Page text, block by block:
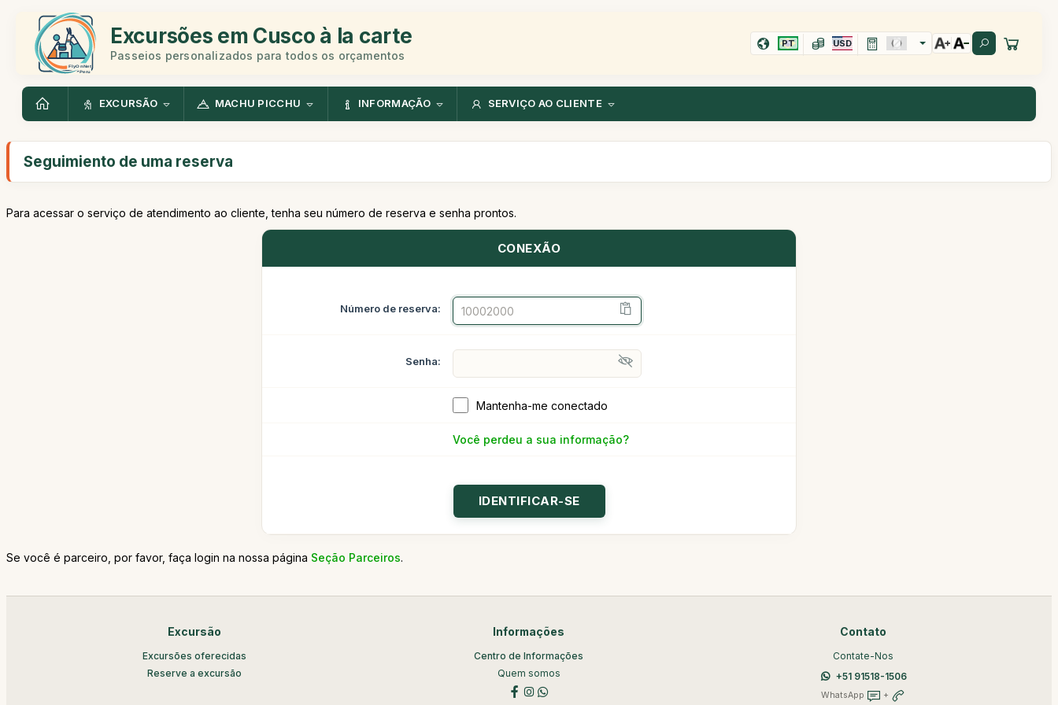
Excursões em Cusco à la carte
Passeios personalizados para todos os orçamentos
PT USD
EXCURSÃO MACHU PICCHU INFORMAÇÃO SERVIÇO AO CLIENTE
Seguimiento de uma reserva
Para acessar o serviço de atendimento ao cliente, tenha seu número de reserva e senha prontos.
CONEXÃO
Número de reserva:
Senha:
Mantenha-me conectado
Você perdeu a sua informação?
Se você é parceiro, por favor, faça login na nossa página Seção Parceiros.
Excursão
Excursões oferecidas
Reserve a excursão
Informações
Centro de Informações
Quem somos
Contato
Contate-Nos
+51 91518-1506
WhatsApp +